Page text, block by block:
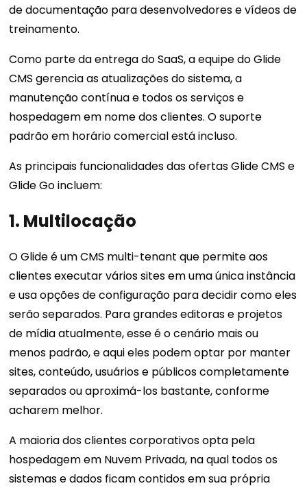
de documentação para desenvolvedores e vídeos de
treinamento.
Como parte da entrega do SaaS, a equipe do Glide
CMS gerencia as atualizações do sistema, a
manutenção contínua e todos os serviços e
hospedagem em nome dos clientes. O suporte
padrão em horário comercial está incluso.
As principais funcionalidades das ofertas Glide CMS e
Glide Go incluem:
1. Multilocação
O Glide é um CMS multi-tenant que permite aos
clientes executar vários sites em uma única instância
e usa opções de configuração para decidir como eles
serão separados. Para grandes editoras e projetos
de mídia atualmente, esse é o cenário mais ou
menos padrão, e aqui eles podem optar por manter
sites, conteúdo, usuários e públicos completamente
separados ou aproximá-los bastante, conforme
acharem melhor.
A maioria dos clientes corporativos opta pela
hospedagem em Nuvem Privada, na qual todos os
sistemas e dados ficam contidos em sua própria